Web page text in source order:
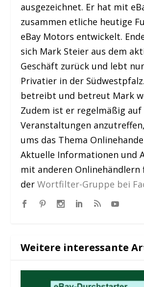
ausgezeichnet. Er hat mit
zusammen etliche heutige
eBay Motors entwickelt.
sich Mark Steier aus dem
Geschäft zurück und lebt
Privatier in der
betreibt und betreut Mark
Zudem ist er regelmäßig auf
Veranstaltungen
ums das Thema
Aktuelle Informationen und
mit anderen Onlinehändlern
derWortfilter-Gruppe bei
Weitere interessante